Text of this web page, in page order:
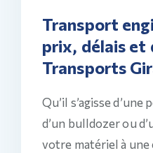
Transport
prix, délais et
Transports
Qu’il s’agisse d’une
d’un bulldozer ou
votre matériel à